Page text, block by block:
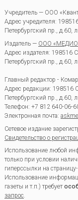
Учредитель — ООО
Адрес учредителя:
Петербургский пр., д.60,
Издатель — ООО
Адрес издателя: 198516
Петербургский пр., д.60,
Главный редактор -
Адрес редакции: 198516
Петербургский пр., д.60,
Телефон: +7 812 640-06-
Электронная почта:
Сетевое издание
Свидетельство о
Использование любой
только при условии
гиперссылки на
Использование
газеты и т.п.) требует
запрос.